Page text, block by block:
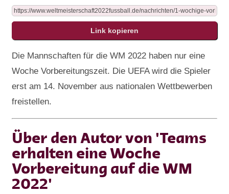
Die Mannschaften für die WM 2022 haben nur eine
Woche Vorbereitungszeit. Die UEFA wird die Spieler
erst am 14. November aus nationalen Wettbewerben
freistellen.
Über den Autor von 'Teams
erhalten eine Woche
Vorbereitung auf die WM
2022'